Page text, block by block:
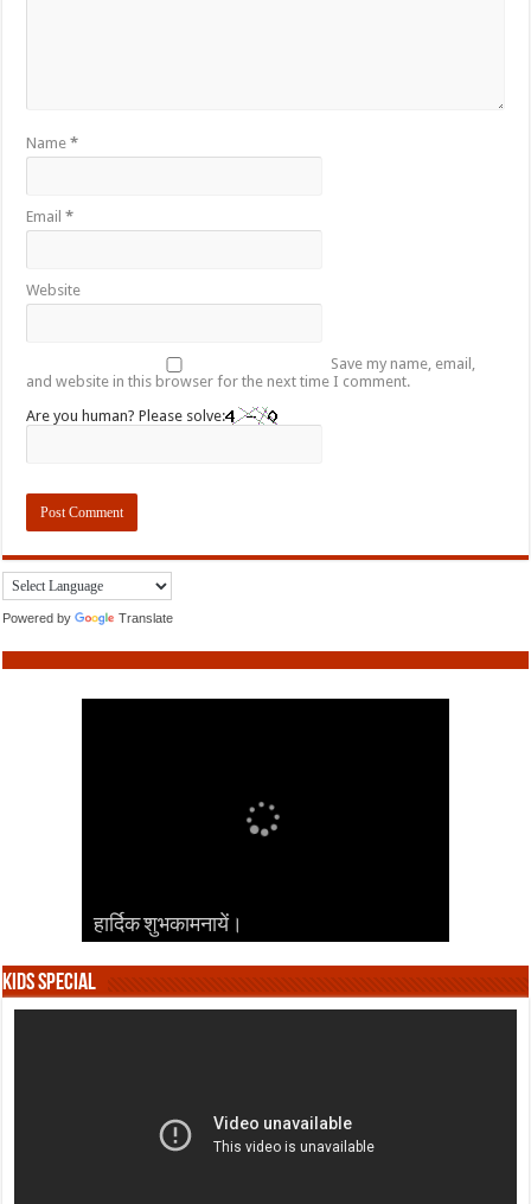
Name*
Email*
Website
Save my name, email,
and website in this browser for the next time I comment.
Are you human? Please solve:
Powered by Translate
हार्दिक शुभकामनायें।
हार्दिक शुभकामनायें।
हार्दिक शुभकामनायें।
हार्दिक शुभकामनायें।
हार्दिक शुभकामनायें।
Kids Special